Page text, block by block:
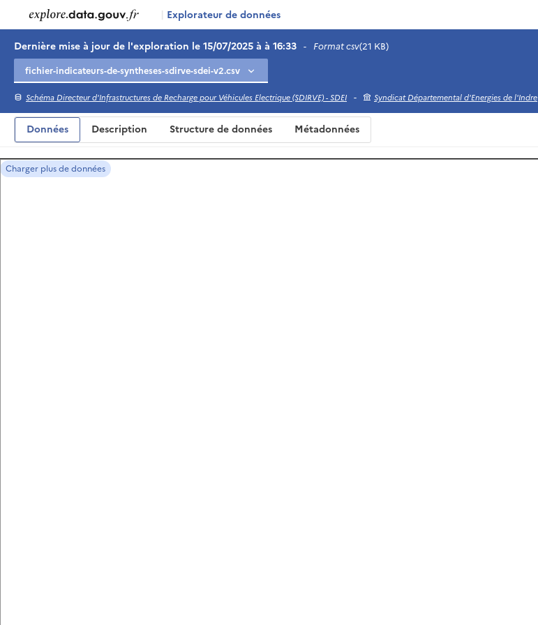
| Explorateur de données
Dernière mise à jour de l'exploration le 15/07/2025 à à 16:33 - Format csv(21 KB)
Schéma Directeur d'Infrastructures de Recharge pour Véhicules Electrique (SDIRVE) - SDEI - Syndicat Départemental d'Energies de l'Indre
Données Description Structure de données Métadonnées
Charger plus de données